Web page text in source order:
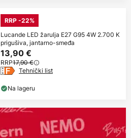
RRP -22%
Lucande LED žarulja E27 G95 4W 2.700 K
prigušiva, jantarno-smeđa
13,90 €
RRP17,90 €
Tehnički list
Na lageru